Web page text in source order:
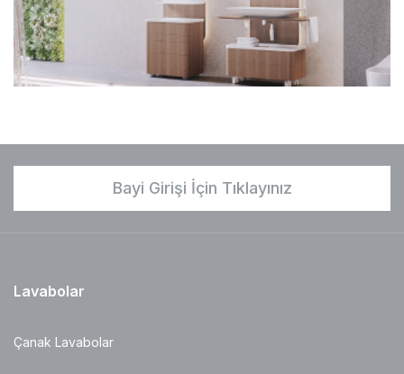
Bayi Girişi İçin Tıklayınız
Lavabolar
Çanak Lavabolar